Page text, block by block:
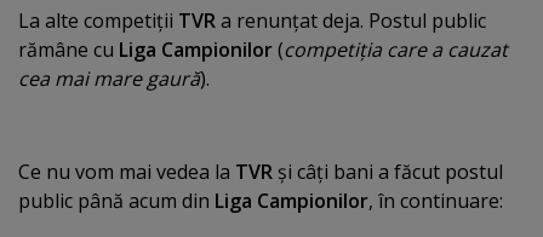
La alte competiţii TVRa renunţat deja. Postul public
rămâne cu Liga Campionilor(competiţia care a cauzat
cea mai mare gaură).
Ce nu vom mai vedea la TVR şi câţi bani a făcut postul
public până acum din Liga Campionilor, în continuare: